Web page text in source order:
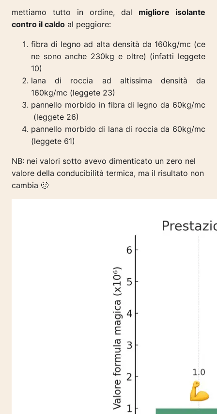
mettiamo tutto in ordine, dal migliore isolante
contro il caldo al peggiore:
fibra di legno ad alta densità da 160kg/mc (ce
ne sono anche 230kg e oltre) (infatti leggete
10)
lana di roccia ad altissima densità da
160kg/mc (leggete 23)
pannello morbido in fibra di legno da 60kg/mc
(leggete 26)
pannello morbido di lana di roccia da 60kg/mc
(leggete 61)
NB: nei valori sotto avevo dimenticato un zero nel
valore della conducibilità termica, ma il risultato non
cambia 🙂